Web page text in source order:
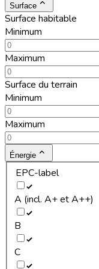
Surface
Surface habitable
Minimum
Maximum
Surface du terrain
Minimum
Maximum
Énergie
EPC-label
A (incl. A+ et A++)
B
C